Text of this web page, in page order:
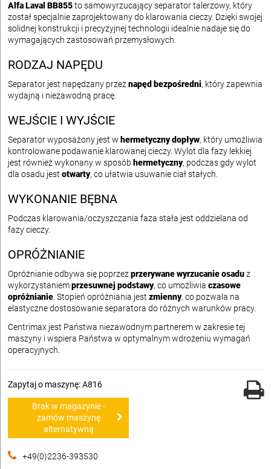
Alfa Laval BB855to samowyrzucający separator talerzowy, który
został specjalnie zaprojektowany do klarowania cieczy. Dzięki swojej
solidnej konstrukcji i precyzyjnej technologii idealnie nadaje się do
wymagających zastosowań przemysłowych.
RODZAJ NAPĘDU
Separator jest napędzany przeznapęd bezpośredni, który zapewnia
wydajną i niezawodną pracę.
WEJŚCIE I WYJŚCIE
Separator wyposażony jest w hermetyczny dopływ, który umożliwia
kontrolowane podawanie klarowanej cieczy. Wylot dla fazy lekkiej
jest również wykonany w sposób hermetyczny, podczas gdy wylot
dla osadu jest otwarty, co ułatwia usuwanie ciał stałych.
WYKONANIE BĘBNA
Podczas klarowania/oczyszczania faza stała jest oddzielana od
fazy cieczy.
OPRÓŻNIANIE
Opróżnianie odbywa się poprzezprzerywane wyrzucanie osaduz
wykorzystaniemprzesuwnej podstawy, co umożliwia czasowe
opróżnianie. Stopień opróżniania jest zmienny, co pozwala na
elastyczne dostosowanie separatora do różnych warunków pracy.
Centrimax jest Państwa niezawodnym partnerem w zakresie tej
maszyny i wspiera Państwa w optymalnym wdrożeniu wymagań
operacyjnych.
Zapytaj o maszynę: A816
Brak w magazynie -
zamów maszynę
alternatywną
+49(0)2236-393530